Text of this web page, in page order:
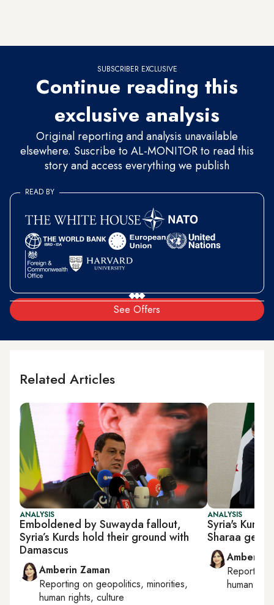
SUBSCRIBER EXCLUSIVE
Continue reading this
exclusive analysis
Original reporting and analysis unavailable
elsewhere. Suscribe to AL-MONITOR to read this
story and access everything we publish
See Offers
READ BY
Related Articles
ANALYSIS
Emboldened by Suwayda fallout,
Syria’s Kurds hold their ground with
Damascus
Amberin Zaman
Reporting on geopolitics, minorities,
human rights, culture
ANALYSIS
Syria's
Sharaa
Amberin
Reporting
human